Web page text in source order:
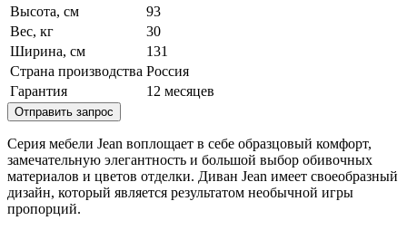
Высота, см
93
Вес, кг
30
Ширина, см
131
Страна производства Россия
Гарантия
12 месяцев
Отправить запрос
Серия мебели Jean воплощает в себе образцовый комфорт,
замечательную элегантность и большой выбор обивочных
материалов и цветов отделки. Диван Jean имеет своеобразный
дизайн, который является результатом необычной игры
пропорций.